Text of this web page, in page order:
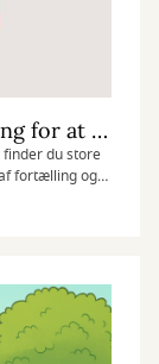
Sommerferien er din undskyldning for at læse en mursten
du store
fortælling og